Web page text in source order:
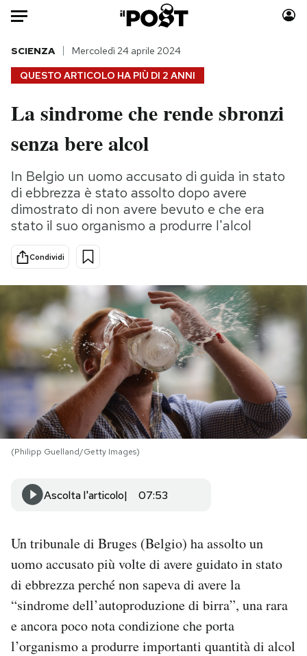
Auto
HOME
Italia
Politica
Tecnologia
Internet
Scienza
Cultura
Economia
Moda
Storie/Idee
Ok Boomer!
Media
Europa
PODCAST
NEWSLETTER
I MIEI PREFERITI
AREA PERSONALE
Area Personale
Newsletter
Notifiche mobile
Regala il Post
QUESTO ARTICOLO HA PIÙ DI 2 ANNI
SCIENZA Mercoledì 24 aprile 2024
La sindrome che rende sbronzi
senza bere alcol
In Belgio un uomo accusato di guida in stato
di ebbrezza è stato assolto dopo avere
dimostrato di non avere bevuto e che era
stato il suo organismo a produrre l'alcol
Condividi
(Philipp Guelland/Getty Images)
Ascolta l'articolo 07:53
Un tribunale di Bruges (Belgio) ha assolto un
uomo accusato più volte di avere guidato in stato
di ebbrezza perché non sapeva di avere la
“sindrome dell’autoproduzione di birra”, una rara
e ancora poco nota condizione che porta
l’organismo a produrre importanti quantità di alcol